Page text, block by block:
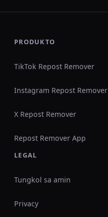
PRODUKTO
TikTok Repost Remover
Instagram Repost Remover
X Repost Remover
Repost Remover App
LEGAL
Tungkol sa amin
Privacy